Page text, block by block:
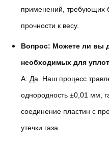
применений, требующих
прочности к весу.
Вопрос: Можете ли вы
необходимых для
А: Да. Наш процесс
однородность ±0,01 мм,
соединение пластин с
утечки газа.